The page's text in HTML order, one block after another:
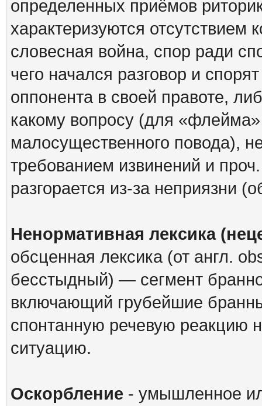
определенных приёмов
характеризуются отсутствием
словесная война, спор ради
чего начался разговор и
оппонента в своей правоте,
какому вопросу (для «флейма»
малосущественного повода),
требованием извинений и
разгорается из-за неприязни
Ненормативная лексика
обсценная лексика (от англ.
бесстыдный) — сегмент
включающий грубейшие
спонтанную речевую реакцию
ситуацию.
Оскорбление - умышленное